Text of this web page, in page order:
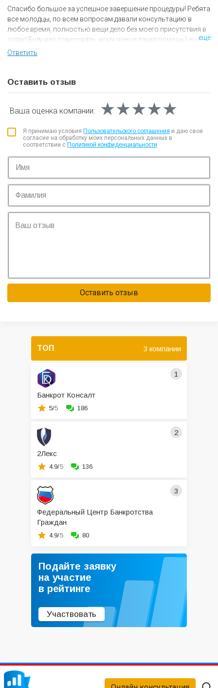
Спасибо большое за успешное завершение процедуры! Ребята
все молодцы, по всем вопросам давали консультацию в
любое время, полностью вещи дело без моего присутствия в
судах! Буду вас советовать, кому нужна такая помощь) ещё
раз спасибо!
ещё
Ответить
Оставить отзыв
Ваша оценка компании: ★★★★★
★★★★★
★★★★★
Я принимаю условия Пользовательского соглашения и даю свое
согласие на обработку моих персональных данных в
соответствии с Политикой конфиденциальности
Оставить отзыв
ТОП 3 компании
1
Банкрот Консалт
5/5 186
2
2Лекс
4.9/5 136
3
Федеральный Центр Банкротства
Граждан
4.9/5 80
Подайте заявку
на участие
в рейтинге
Участвовать